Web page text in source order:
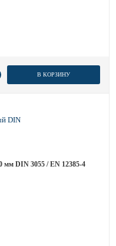
В КОРЗИНУ
мм DIN 3055 / EN 12385-4